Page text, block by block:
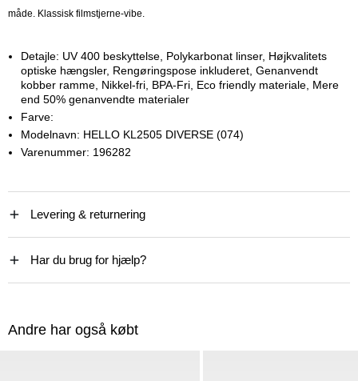
måde. Klassisk filmstjerne-vibe.
Detajle: UV 400 beskyttelse, Polykarbonat linser, Højkvalitets
optiske hængsler, Rengøringspose inkluderet, Genanvendt
kobber ramme, Nikkel-fri, BPA-Fri, Eco friendly materiale, Mere
end 50% genanvendte materialer
Farve:
Modelnavn: HELLO KL2505 DIVERSE (074)
Varenummer: 196282
Levering & returnering
Har du brug for hjælp?
Andre har også købt